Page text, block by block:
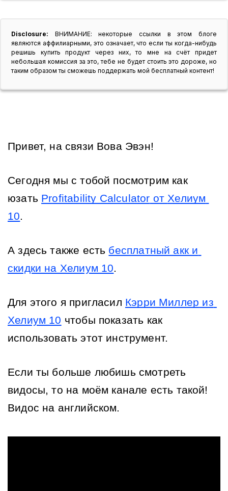
Disclosure: ВНИМАНИЕ: некоторые ссылки в этом блоге
являются аффилиарными, это означает, что если ты когда-нибудь
решишь купить продукт через них, то мне на счёт придет
небольшая комиссия за это, тебе не будет стоить это дороже, но
таким образом ты сможешь поддержать мой бесплатный контент!
Привет, на связи Вова Эвэн!
Сегодня мы с тобой посмотрим как
юзать Profitability Calculator от Хелиум
10.
А здесь также есть бесплатный акк и
скидки на Хелиум 10.
Для этого я пригласил Кэрри Миллер из
Хелиум 10 чтобы показать как
использовать этот инструмент.
Если ты больше любишь смотреть
видосы, то на моём канале есть такой!
Видос на английском.